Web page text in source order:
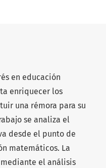
en educación
enriquecer los
una rémora para su
se analiza el
desde el punto de
matemáticos. La
el análisis